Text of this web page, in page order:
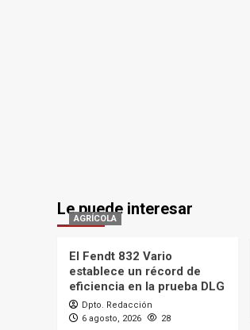
Le puede interesar
AGRÍCOLA
El Fendt 832 Vario
establece un récord de
eficiencia en la prueba DLG
Dpto. Redacción
6 agosto, 2026
28